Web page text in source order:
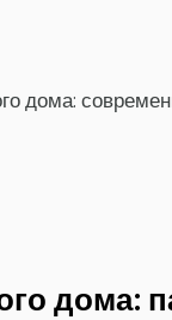
дома:
дома: